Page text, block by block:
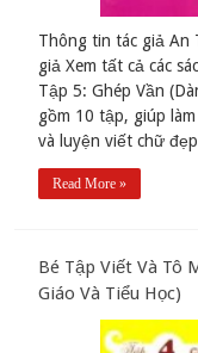
Thông tin tác giả An
giả Xem tất cả các
Tập 5: Ghép Vần
gồm 10 tập, giúp
và luyện viết chữ
Read More »
Bé Tập Viết Và Tô
Giáo Và Tiểu Học)